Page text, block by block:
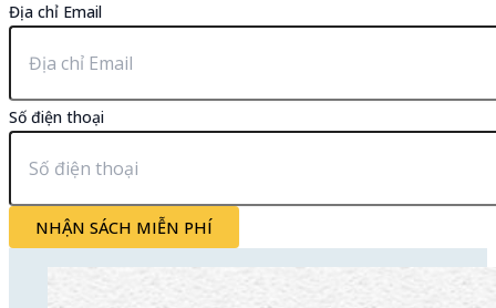
Địa chỉ Email
Số điện thoại
NHẬN SÁCH MIỄN PHÍ